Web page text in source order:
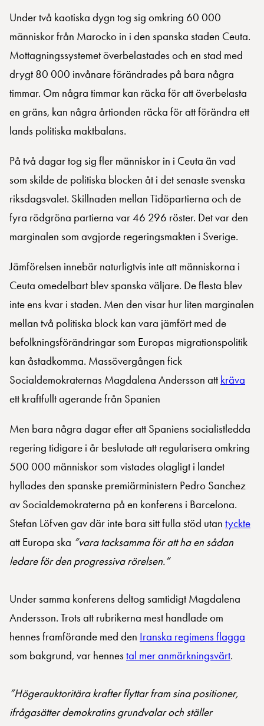
Under två kaotiska dygn tog sig omkring 60 000
människor från Marocko in i den spanska staden Ceuta.
Mottagningssystemet överbelastades och en stad med
drygt 80 000 invånare förändrades på bara några
timmar. Om några timmar kan räcka för att överbelasta
en gräns, kan några årtionden räcka för att förändra ett
lands politiska maktbalans.
På två dagar tog sig fler människor in i Ceuta än vad
som skilde de politiska blocken åt i det senaste svenska
riksdagsvalet. Skillnaden mellan Tidöpartierna och de
fyra rödgröna partierna var 46 296 röster. Det var den
marginalen som avgjorde regeringsmakten i Sverige.
Jämförelsen innebär naturligtvis inte att människorna i
Ceuta omedelbart blev spanska väljare. De flesta blev
inte ens kvar i staden. Men den visar hur liten marginalen
mellan två politiska block kan vara jämfört med de
befolkningsförändringar som Europas migrationspolitik
kan åstadkomma. Massövergången fick
Socialdemokraternas Magdalena Andersson att kräva
ett kraftfullt agerande från Spanien
Men bara några dagar efter att Spaniens socialistledda
regering tidigare i år beslutade att regularisera omkring
500 000 människor som vistades olagligt i landet
hyllades den spanske premiärministern Pedro Sanchez
av Socialdemokraterna på en konferens i Barcelona.
Stefan Löfven gav där inte bara sitt fulla stöd utan tyckte
att Europa ska ”vara tacksamma för att ha en sådan
ledare för den progressiva rörelsen.”
Under samma konferens deltog samtidigt Magdalena
Andersson. Trots att rubrikerna mest handlade om
hennes framförande med den Iranska regimens flagga
som bakgrund, var hennestal mer anmärkningsvärt.
”Högerauktoritära krafter flyttar fram sina positioner,
ifrågasätter demokratins grundvalar och ställer